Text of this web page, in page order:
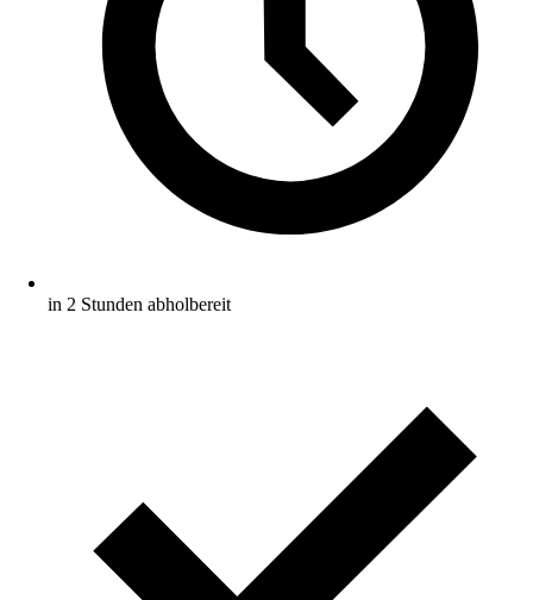
in 2 Stunden abholbereit